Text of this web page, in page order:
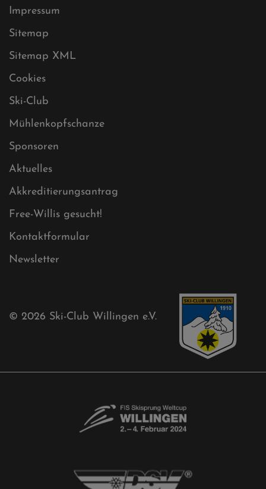
Datenschutz
Impressum
Sitemap
Sitemap XML
Cookies
Ski-Club
Mühlenkopfschanze
Akkreditierungsantrag